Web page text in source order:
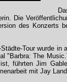
Die
des Konzerts
Tour wurde
"Barbra: The
führten Jim
mit Jay